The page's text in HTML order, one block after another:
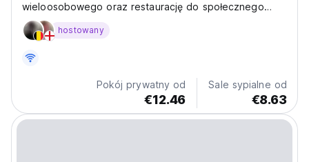
wieloosobowego oraz restaurację do społecznego
spotykania się i relaksu.
hostowany
Pokój prywatny od
€12.46
Sale sypialne od
€8.63